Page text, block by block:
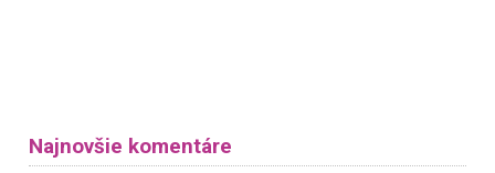
Najnovšie komentáre